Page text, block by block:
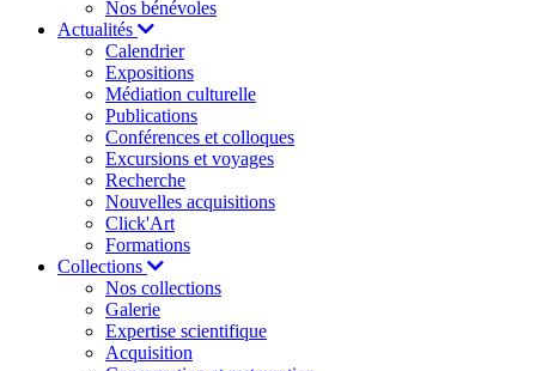
Nos bénévoles
Actualités
Calendrier
Expositions
Médiation culturelle
Publications
Conférences et colloques
Excursions et voyages
Recherche
Nouvelles acquisitions
Click'Art
Formations
Collections
Nos collections
Galerie
Expertise scientifique
Acquisition